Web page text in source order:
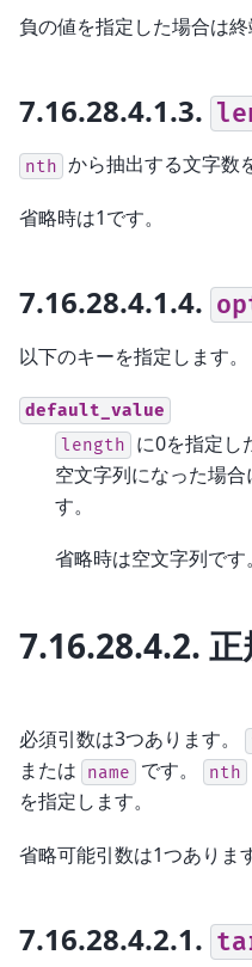
負の値を指定した場合は終
7.16.28.4.1.3.
nth から抽出する文字数
省略時は1です。
7.16.28.4.1.4.
以下のキーを指定します。
default_value
length
に0を指定し
空文字列になった場
す。
省略時は空文字列です。
7.16.28.4.2. 正
必須引数は3つあります。
または name です。 nth
を指定します。
省略可能引数は1つありま
7.16.28.4.2.1.